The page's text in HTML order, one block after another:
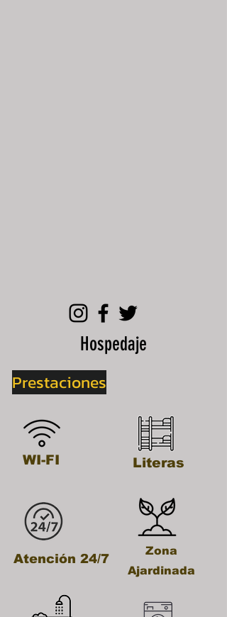
Prestaciones
WI-FI Literas
Atención 24/7
Zona
Ajardinada
Hospedaje